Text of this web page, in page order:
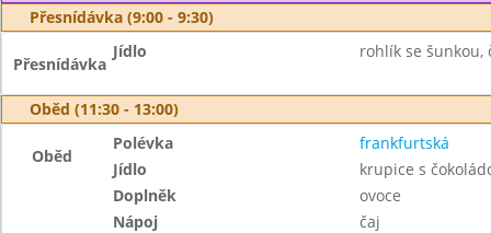
Přesnídávka (9:00 - 9:30)
Přesnídávka
Jídlo rohlík se šunkou,
Oběd (11:30 - 13:00)
Oběd
Polévka
frankfurtská
Jídlo
krupice s
Doplněk
ovoce
Nápoj
čaj